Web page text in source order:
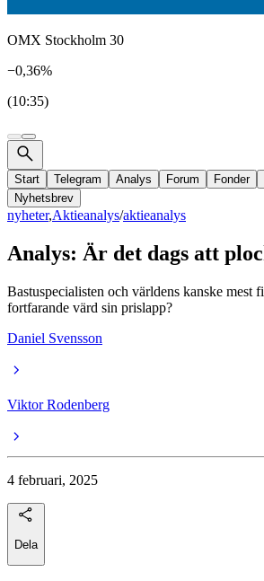
OMX Stockholm 30
−0,36%
(10:35)
Start Telegram Analys Forum Fonder
Nyhetsbrev
nyheter,Aktieanalys/aktieanalys
Analys: Är det dags att
Bastuspecialisten och världens kanske
fortfarande värd sin prislapp?
Daniel Svensson
Viktor Rodenberg
4 februari, 2025
Dela